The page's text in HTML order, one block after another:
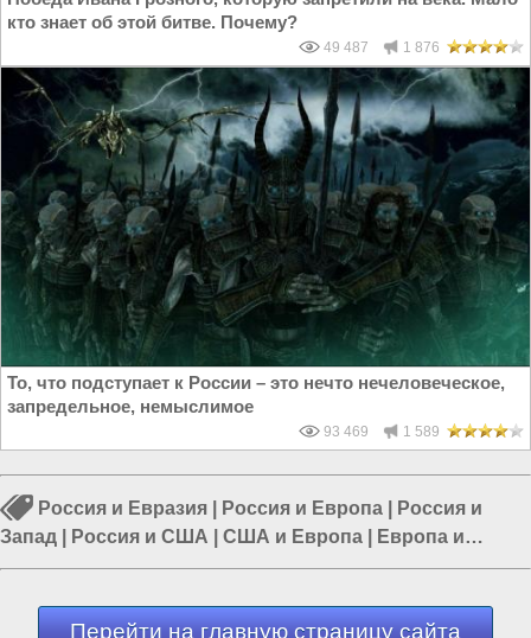
кто знает об этой битве. Почему?
49 487 1 876
То, что подступает к России – это нечто нечеловеческое,
запредельное, немыслимое
93 469 1 589
Россия и Евразия Россия и Европа
Россия и
Запад
Россия и США США и Европа
Европа и
Украина|Россия и Украина
Перейти на главную страницу сайта